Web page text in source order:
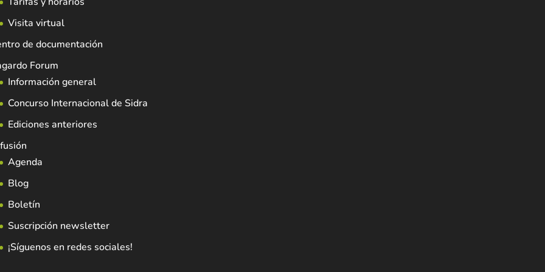
Visita virtual
de documentación
Forum
Información general
Concurso Internacional de Sidra
Ediciones anteriores
Agenda
Blog
Boletín
Suscripción newsletter
¡Síguenos en redes sociales!